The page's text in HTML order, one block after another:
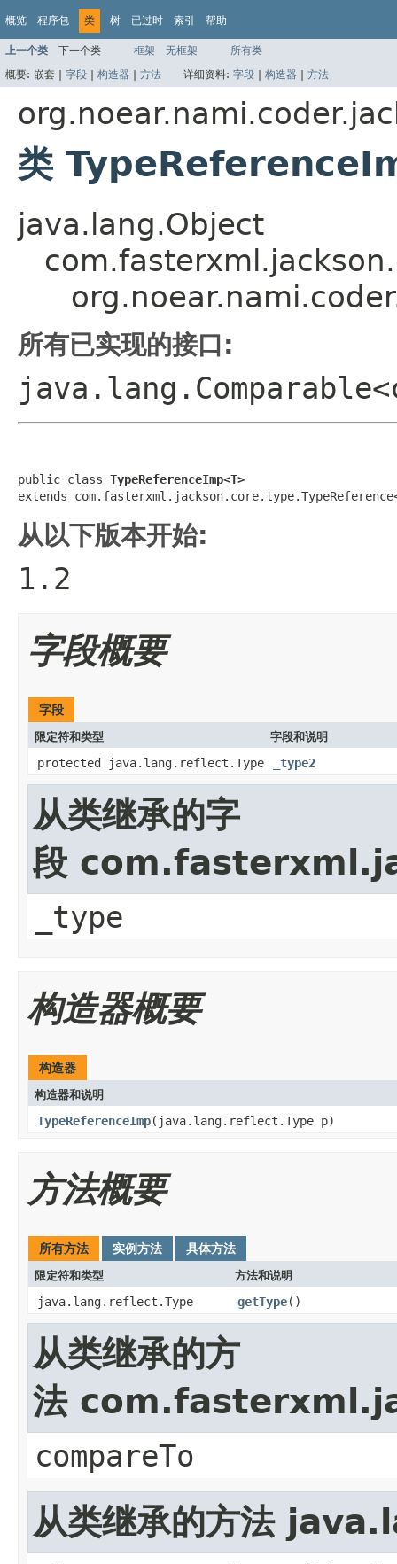
概览 程序包 类 树 已过时 索引 帮助
上一个类 下一个类 框架 无框架
所有类
概要: 嵌套 | 字段 | 构造器 | 方法 详细资料: 字段 | 构造器 | 方法
类
java.lang.Object
所有已实现的接口:
public class TypeReferenceImp<T>
extends
从以下版本开始:
1.2
字段概要
字段
限定符和类型 字段和说明
protected java.lang.reflect.Type _type2
从类继承的字
段
_type
构造器概要
构造器
构造器和说明
TypeReferenceImp(java.lang.reflect.Type p)
方法概要
所有方法 实例方法 具体方法
限定符和类型 方法和说明
java.lang.reflect.Type getType()
从类继承的方
法
compareTo
从类继承的方法